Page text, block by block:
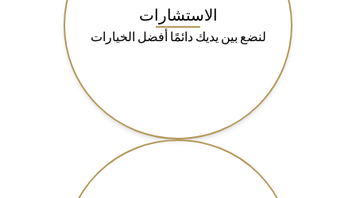
الاستشارات
لنضع بين يديك دائمًا أفضل الخيارات